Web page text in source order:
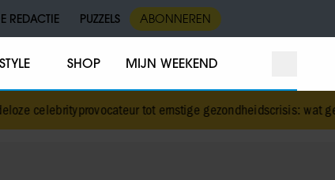
REDACTIE PUZZELS ABONNEREN
SHOP MIJN WEEKEND
tot ernstige gezondheidscrisis: wat gebeurde er met